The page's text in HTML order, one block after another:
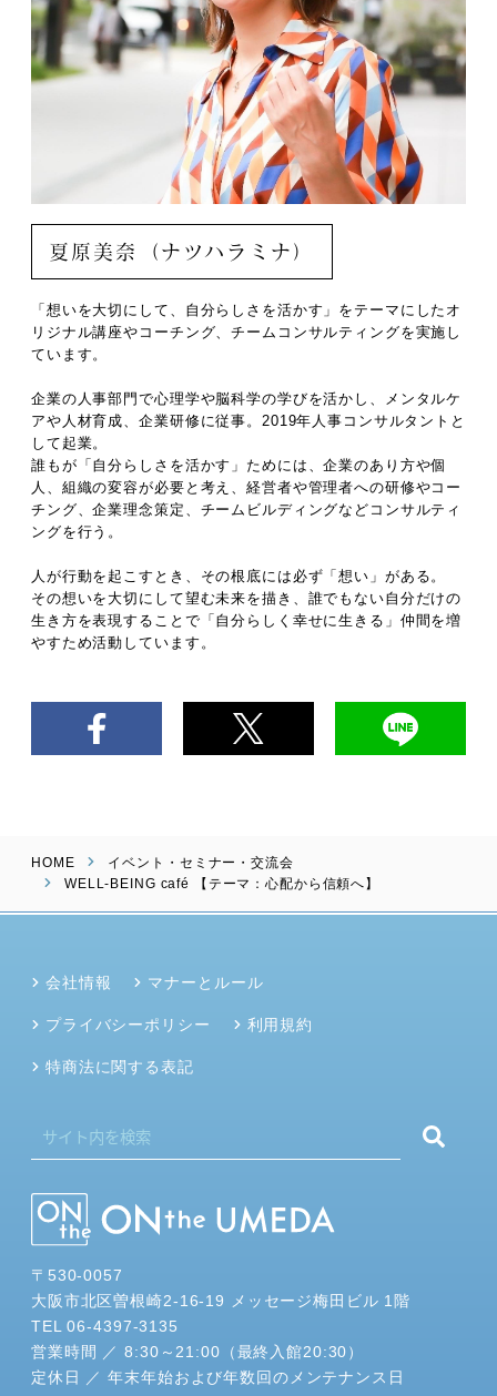
夏原美奈（ナツハラミナ）
「想いを大切にして、自分らしさを活かす」をテーマにしたオ
リジナル講座やコーチング、チームコンサルティングを実施し
ています。
企業の人事部門で心理学や脳科学の学びを活かし、メンタルケ
アや人材育成、企業研修に従事。2019年人事コンサルタントと
して起業。
誰もが「自分らしさを活かす」ためには、企業のあり方や個
人、組織の変容が必要と考え、経営者や管理者への研修やコー
チング、企業理念策定、チームビルディングなどコンサルティ
ングを行う。
人が行動を起こすとき、その根底には必ず「想い」がある。
その想いを大切にして望む未来を描き、誰でもない自分だけの
生き方を表現することで「自分らしく幸せに生きる」仲間を増
やすため活動しています。
HOME
イベント・セミナー・交流会
WELL-BEING café 【テーマ：心配から信頼へ】
〒530-0057
大阪市北区曽根崎2-16-19 メッセージ梅田ビル 1階
TEL 06-4397-3135
営業時間 ／ 8:30～21:00（最終入館20:30）
定休日 ／ 年末年始および年数回のメンテナンス日
会社情報 マナーとルール
プライバシーポリシー 利用規約
特商法に関する表記